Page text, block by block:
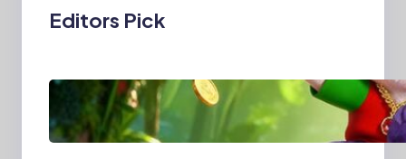
Editors Pick
MajalahPotretIndones
ia: Menghidupkan
Cerita Lewat Lensa